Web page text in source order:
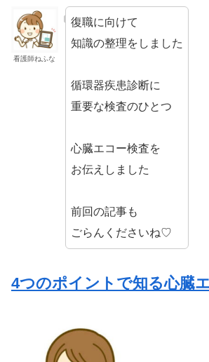
看護師ねふな
復職に向けて
知識の整理をしました
循環器疾患診断に
重要な検査のひとつ
心臓エコー検査を
お伝えしました
前回の記事も
ごらんくださいね♡
4つのポイントで知る心臓